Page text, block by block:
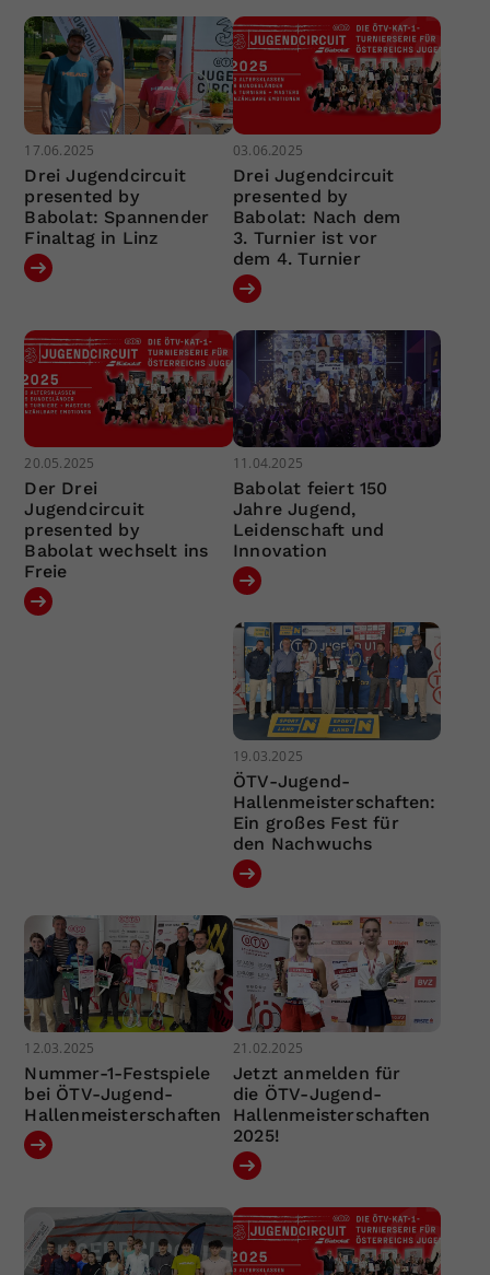
17.06.2025
Drei Jugendcircuit
presented by
Babolat: Spannender
Finaltag in Linz
03.06.2025
Drei Jugendcircuit
presented by
Babolat: Nach dem
3. Turnier ist vor
dem 4. Turnier
20.05.2025
Der Drei
Jugendcircuit
presented by
Babolat wechselt ins
Freie
11.04.2025
Babolat feiert 150
Jahre Jugend,
Leidenschaft und
Innovation
19.03.2025
ÖTV-Jugend-
Hallenmeisterschaften:
Ein großes Fest für
den Nachwuchs
12.03.2025
Nummer-1-Festspiele
bei ÖTV-Jugend-
Hallenmeisterschaften
21.02.2025
Jetzt anmelden für
die ÖTV-Jugend-
Hallenmeisterschaften
2025!